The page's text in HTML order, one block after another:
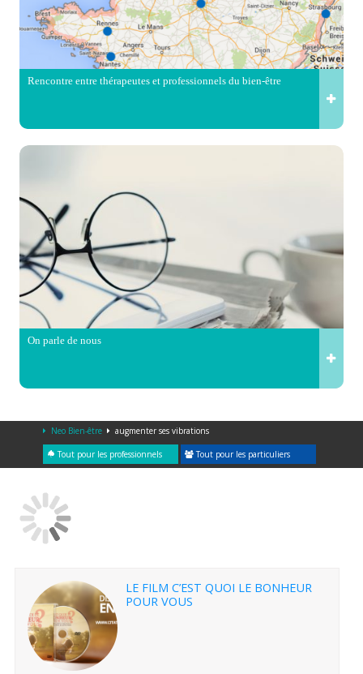
Rencontre entre thérapeutes et professionnels du bien-être
On parle de nous
Neo Bien-être augmenter ses vibrations
Tout pour les professionnels Tout pour les particuliers
LE FILM C’EST QUOI LE BONHEUR
POUR VOUS